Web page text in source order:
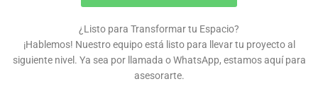
¿Listo para Transformar tu Espacio?
¡Hablemos! Nuestro equipo está listo para llevar tu proyecto al
siguiente nivel. Ya sea por llamada o WhatsApp, estamos aquí para
asesorarte.